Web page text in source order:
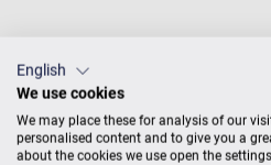
English
We use cookies
We may place these for analysis of our
personalised content and to give you a
about the cookies we use open the